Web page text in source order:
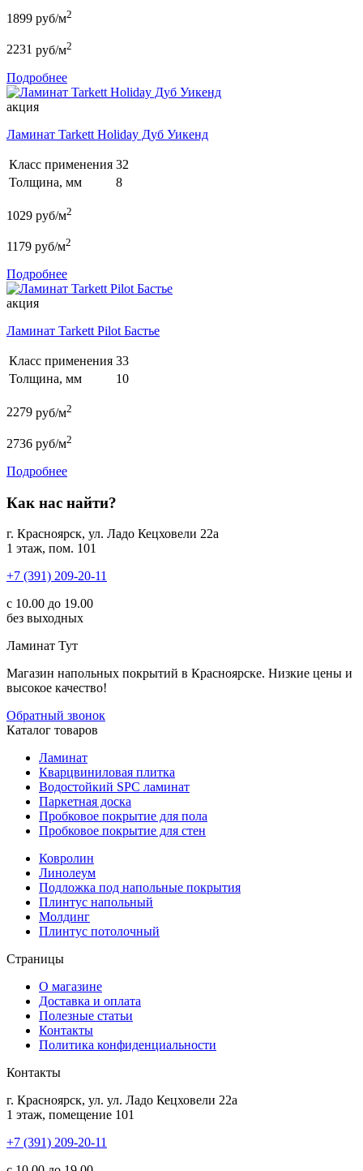
1899 руб/м2
2231 руб/м2
Подробнее
акция
Ламинат Tarkett Holiday Дуб Уикенд
Класс применения 32
Толщина, мм
8
1029 руб/м2
1179 руб/м2
Подробнее
акция
Ламинат Tarkett Pilot Бастье
Класс применения 33
Толщина, мм
10
2279 руб/м2
2736 руб/м2
Подробнее
Как нас найти?
г. Красноярск, ул. Ладо Кецховели 22а
1 этаж, пом. 101
+7 (391) 209-20-11
с 10.00 до 19.00
без выходных
Ламинат Тут
Магазин напольных покрытий в Красноярске. Низкие цены и
высокое качество!
Обратный звонок
Каталог товаров
Ламинат
Кварцвиниловая плитка
Водостойкий SPC ламинат
Паркетная доска
Пробковое покрытие для пола
Пробковое покрытие для стен
Ковролин
Линолеум
Подложка под напольные покрытия
Плинтус напольный
Молдинг
Плинтус потолочный
Страницы
О магазине
Доставка и оплата
Полезные статьи
Контакты
Политика конфиденциальности
Контакты
г. Красноярск, ул. ул. Ладо Кецховели 22а
1 этаж, помещение 101
+7 (391) 209-20-11